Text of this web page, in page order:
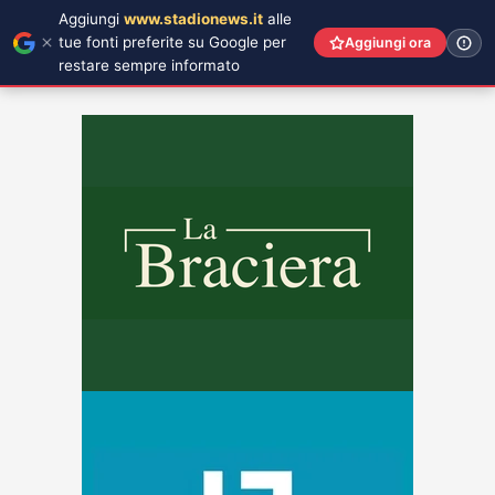
Aggiungi www.stadionews.it alle
tue fonti preferite su Google per
restare sempre informato
Aggiungi ora